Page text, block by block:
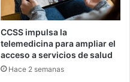
CCSS impulsa la
telemedicina para ampliar el
acceso a servicios de salud
Hace 2 semanas